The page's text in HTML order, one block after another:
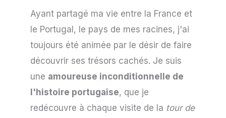
Ayant partagé ma vie entre la France et
le Portugal, le pays de mes racines, j'ai
toujours été animée par le désir de faire
découvrir ses trésors cachés. Je suis
une amoureuse inconditionnelle de
l'histoire portugaise, que je
redécouvre à chaque visite de la tour de